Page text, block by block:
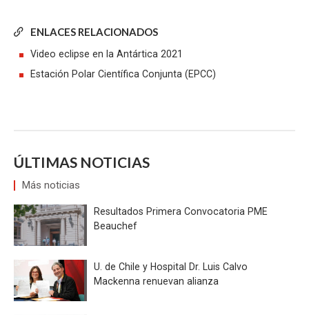
ENLACES RELACIONADOS
Video eclipse en la Antártica 2021
Estación Polar Científica Conjunta (EPCC)
ÚLTIMAS NOTICIAS
Más noticias
Resultados Primera Convocatoria PME
Beauchef
U. de Chile y Hospital Dr. Luis Calvo
Mackenna renuevan alianza